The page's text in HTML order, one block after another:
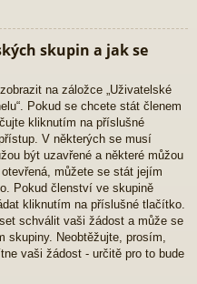
skupin a jak se
na záložce „Uživatelské
Pokud se chcete stát členem
kliknutím na příslušné
V některých se musí
být uzavřené a některé můžou
můžete se stát jejím
Pokud členství ve skupině
kliknutím na příslušné tlačítko.
schválit vaši žádost a může se
skupiny. Neobtěžujte, prosím,
vaši žádost - určitě pro to bude